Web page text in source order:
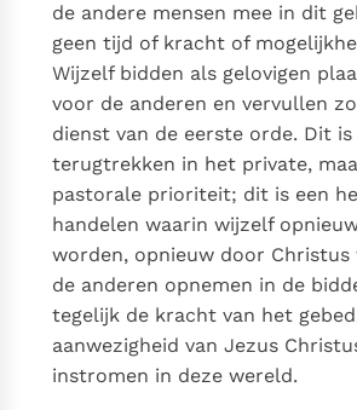
de andere mensen mee in dit
geen tijd of kracht of
Wijzelf bidden als gelovigen
voor de anderen en vervullen
dienst van de eerste orde. Dit is
terugtrekken in het private,
pastorale prioriteit; dit is een
handelen waarin wijzelf
worden, opnieuw door Christus
de anderen opnemen in de
tegelijk de kracht van het
aanwezigheid van Jezus
instromen in deze wereld.